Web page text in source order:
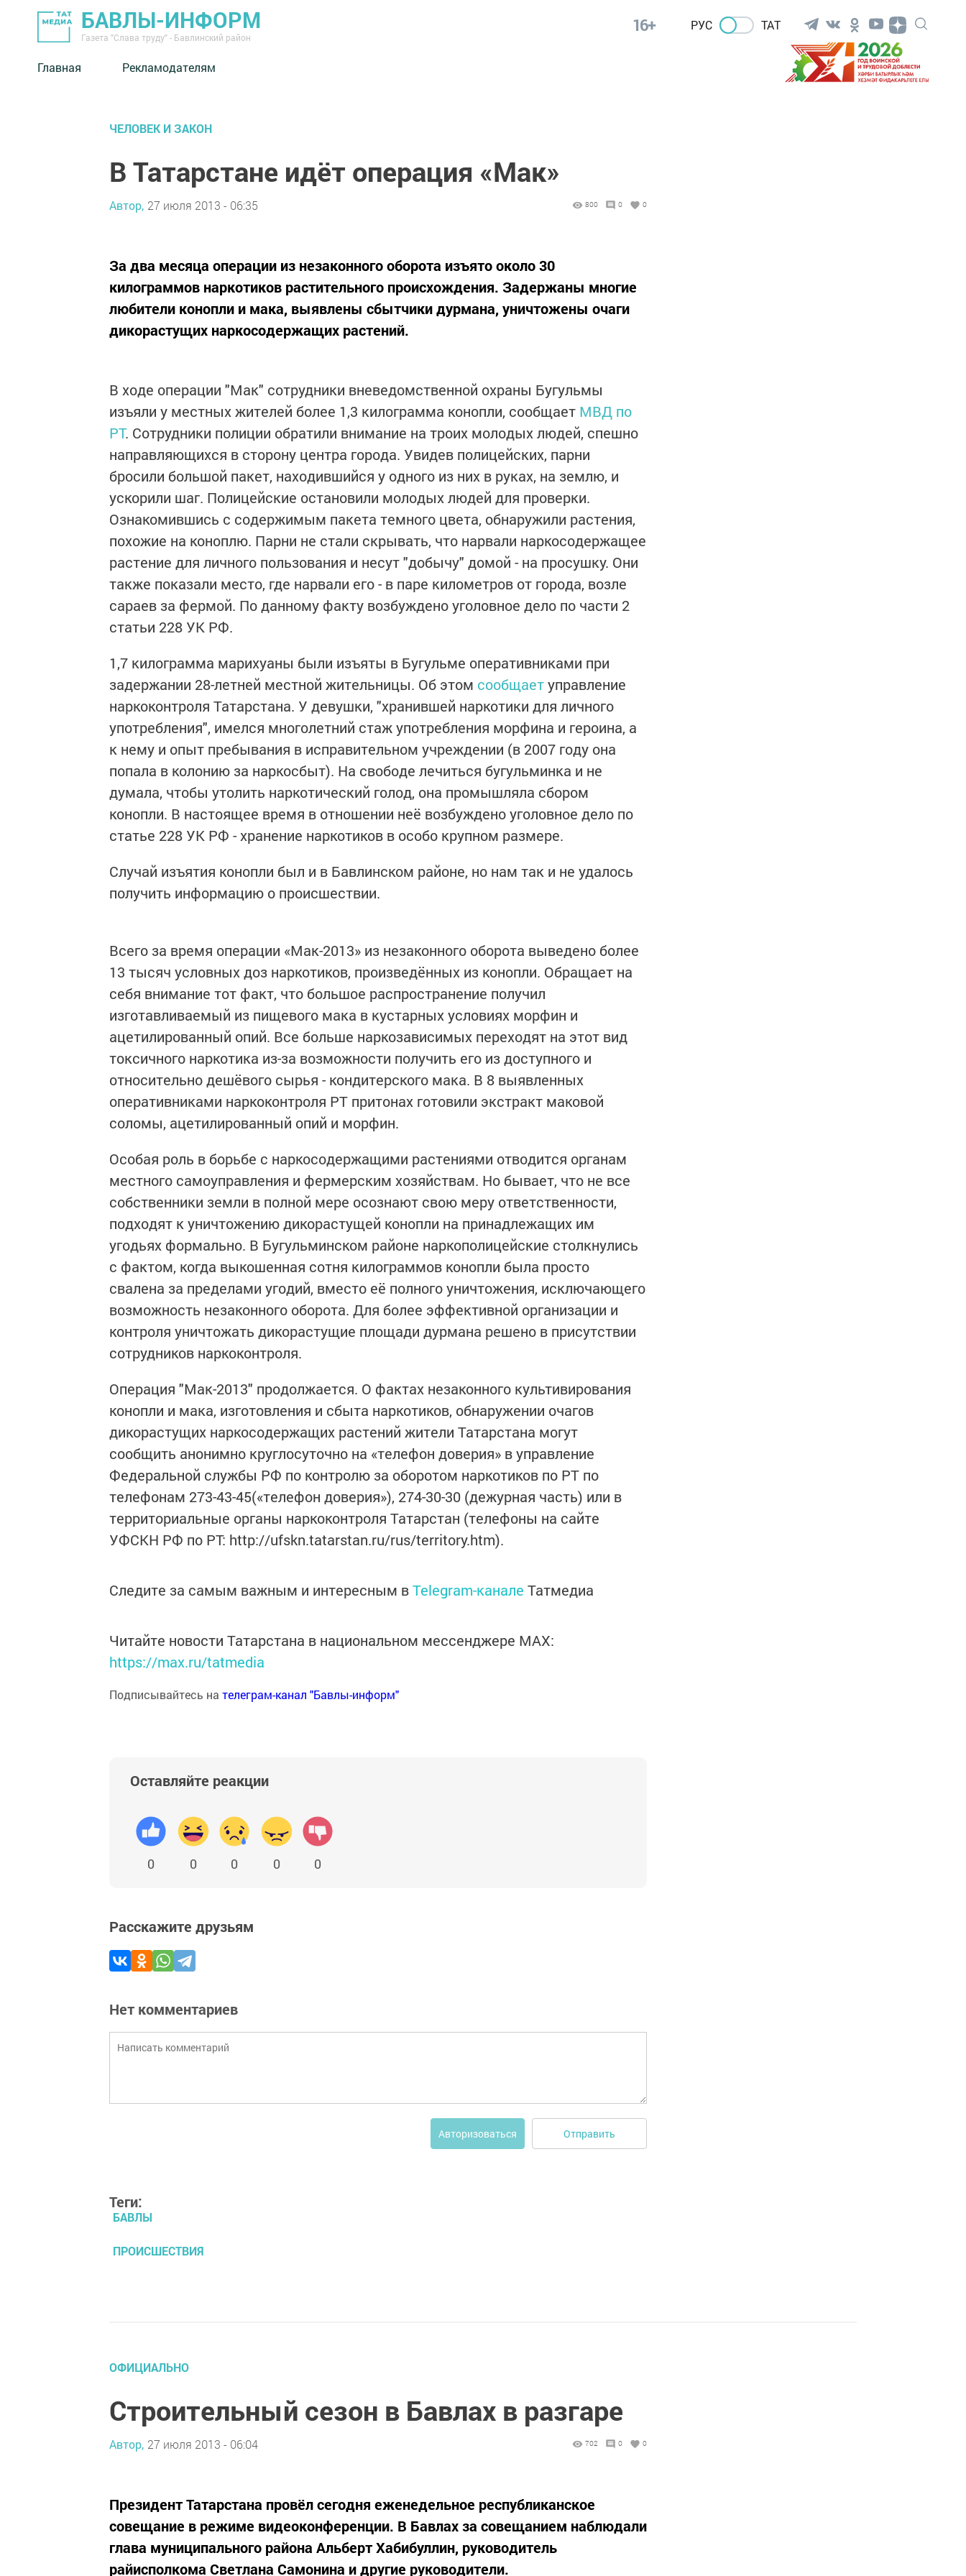
БАВЛЫ-ИНФОРМ
Газета "Слава труду" - Бавлинский район
16+ РУС ТАТ
Главная Рекламодателям
ЧЕЛОВЕК И ЗАКОН
В Татарстане идёт операция «Мак»
Автор, 27 июля 2013 - 06:35 800 0 0
За два месяца операции из незаконного оборота изъято около 30
килограммов наркотиков растительного происхождения. Задержаны многие
любители конопли и мака, выявлены сбытчики дурмана, уничтожены очаги
дикорастущих наркосодержащих растений.
В ходе операции "Мак" сотрудники вневедомственной охраны Бугульмы
изъяли у местных жителей более 1,3 килограмма конопли, сообщает МВД по
РТ. Сотрудники полиции обратили внимание на троих молодых людей, спешно
направляющихся в сторону центра города. Увидев полицейских, парни
бросили большой пакет, находившийся у одного из них в руках, на землю, и
ускорили шаг. Полицейские остановили молодых людей для проверки.
Ознакомившись с содержимым пакета темного цвета, обнаружили растения,
похожие на коноплю. Парни не стали скрывать, что нарвали наркосодержащее
растение для личного пользования и несут "добычу" домой - на просушку. Они
также показали место, где нарвали его - в паре километров от города, возле
сараев за фермой. По данному факту возбуждено уголовное дело по части 2
статьи 228 УК РФ.
1,7 килограмма марихуаны были изъяты в Бугульме оперативниками при
задержании 28-летней местной жительницы. Об этом сообщаетуправление
наркоконтроля Татарстана. У девушки, "хранившей наркотики для личного
употребления", имелся многолетний стаж употребления морфина и героина, а
к нему и опыт пребывания в исправительном учреждении (в 2007 году она
попала в колонию за наркосбыт). На свободе лечиться бугульминка и не
думала, чтобы утолить наркотический голод, она промышляла сбором
конопли. В настоящее время в отношении неё возбуждено уголовное дело по
статье 228 УК РФ - хранение наркотиков в особо крупном размере.
Случай изъятия конопли был и в Бавлинском районе, но нам так и не удалось
получить информацию о происшествии.
Всего за время операции «Мак-2013» из незаконного оборота выведено более
13 тысяч условных доз наркотиков, произведённых из конопли. Обращает на
себя внимание тот факт, что большое распространение получил
изготавливаемый из пищевого мака в кустарных условиях морфин и
ацетилированный опий. Все больше наркозависимых переходят на этот вид
токсичного наркотика из-за возможности получить его из доступного и
относительно дешёвого сырья - кондитерского мака. В 8 выявленных
оперативниками наркоконтроля РТ притонах готовили экстракт маковой
соломы, ацетилированный опий и морфин.
Особая роль в борьбе с наркосодержащими растениями отводится органам
местного самоуправления и фермерским хозяйствам. Но бывает, что не все
собственники земли в полной мере осознают свою меру ответственности,
подходят к уничтожению дикорастущей конопли на принадлежащих им
угодьях формально. В Бугульминском районе наркополицейские столкнулись
с фактом, когда выкошенная сотня килограммов конопли была просто
свалена за пределами угодий, вместо её полного уничтожения, исключающего
возможность незаконного оборота. Для более эффективной организации и
контроля уничтожать дикорастущие площади дурмана решено в присутствии
сотрудников наркоконтроля.
Операция "Мак-2013" продолжается. О фактах незаконного культивирования
конопли и мака, изготовления и сбыта наркотиков, обнаружении очагов
дикорастущих наркосодержащих растений жители Татарстана могут
сообщить анонимно круглосуточно на «телефон доверия» в управление
Федеральной службы РФ по контролю за оборотом наркотиков по РТ по
телефонам 273-43-45(«телефон доверия»), 274-30-30 (дежурная часть) или в
территориальные органы наркоконтроля Татарстан (телефоны на сайте
УФСКН РФ по РТ: http://ufskn.tatarstan.ru/rus/territory.htm).
Следите за самым важным и интересным вTelegram-канале Татмедиа
Читайте новости Татарстана в национальном мессенджере MАХ:
https://max.ru/tatmedia
Подписывайтесь на телеграм-канал "Бавлы-информ"
Оставляйте реакции
0 0 0 0 0
Расскажите друзьям
Нет комментариев
Авторизоваться Отправить
Теги:
БАВЛЫ
ПРОИСШЕСТВИЯ
ОФИЦИАЛЬНО
Строительный сезон в Бавлах в разгаре
Автор, 27 июля 2013 - 06:04 702 0 0
Президент Татарстана провёл сегодня еженедельное республиканское
совещание в режиме видеоконференции. В Бавлах за совещанием наблюдали
глава муниципального района Альберт Хабибуллин, руководитель
райисполкома Светлана Самонина и другие руководители.